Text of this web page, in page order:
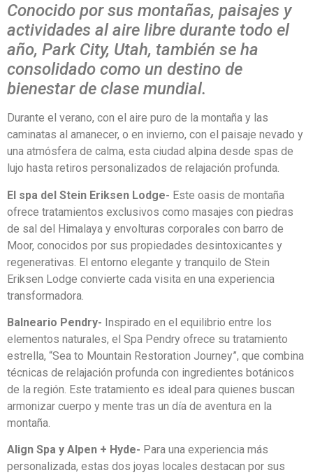
Conocido por sus montañas, paisajes y
actividades al aire libre durante todo el
año, Park City, Utah, también se ha
consolidado como un destino de
bienestar de clase mundial.
Durante el verano, con el aire puro de la montaña y las
caminatas al amanecer, o en invierno, con el paisaje nevado y
una atmósfera de calma, esta ciudad alpina desde spas de
lujo hasta retiros personalizados de relajación profunda.
El spa del Stein Eriksen Lodge- Este oasis de montaña
ofrece tratamientos exclusivos como masajes con piedras
de sal del Himalaya y envolturas corporales con barro de
Moor, conocidos por sus propiedades desintoxicantes y
regenerativas. El entorno elegante y tranquilo de Stein
Eriksen Lodge convierte cada visita en una experiencia
transformadora.
Balneario Pendry- Inspirado en el equilibrio entre los
elementos naturales, el Spa Pendry ofrece su tratamiento
estrella, “Sea to Mountain Restoration Journey”, que combina
técnicas de relajación profunda con ingredientes botánicos
de la región. Este tratamiento es ideal para quienes buscan
armonizar cuerpo y mente tras un día de aventura en la
montaña.
Align Spa y Alpen + Hyde- Para una experiencia más
personalizada, estas dos joyas locales destacan por sus